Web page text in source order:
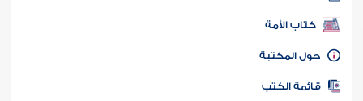
كتب PDF
كتاب الأمة
المكتبة